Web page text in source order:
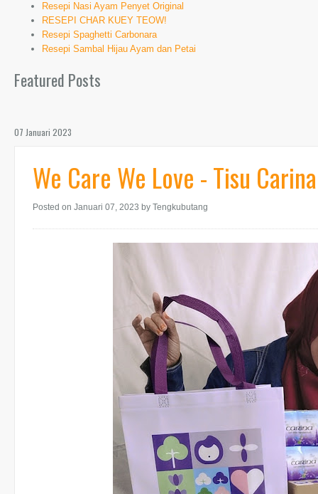
Resepi Nasi Ayam Penyet Original
RESEPI CHAR KUEY TEOW!
Resepi Spaghetti Carbonara
Resepi Sambal Hijau Ayam dan Petai
Featured Posts
07 Januari 2023
We Care We Love - Tisu
Posted on Januari 07, 2023 by Tengkubutang